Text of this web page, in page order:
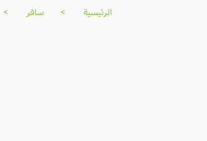
الرئيسية > سافر >